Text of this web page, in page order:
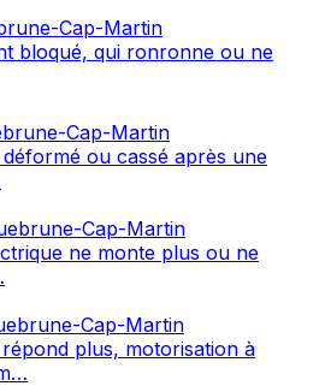
Cap-Martin
bloqué, qui ronronne ou ne
Cap-Martin
ou cassé après une
Cap-Martin
ne monte plus ou ne
Cap-Martin
plus, motorisation à